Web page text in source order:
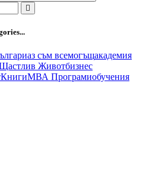
аз съм всемогъщакадемия
Животбизнес
КнигиМВА Програмиобучения